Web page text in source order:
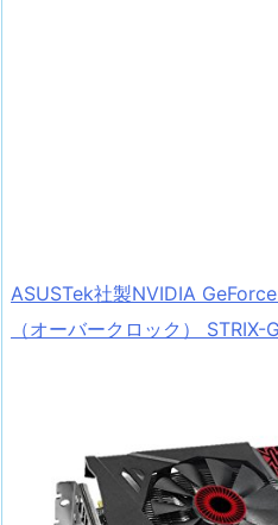
ASUSTek社製NVIDIA
（オーバークロック）